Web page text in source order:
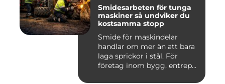
Smidesarbeten för tunga
maskiner så undviker du
kostsamma stopp
Smide för maskindelar
handlar om mer än att bara
laga sprickor i stål. För
företag inom bygg, entrep...